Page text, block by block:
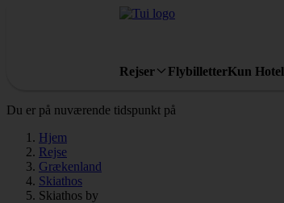
Rejser FlybilletterKun Hotel
Du er på nuværende tidspunkt på
Hjem
Rejse
Grækenland
Skiathos
Skiathos by